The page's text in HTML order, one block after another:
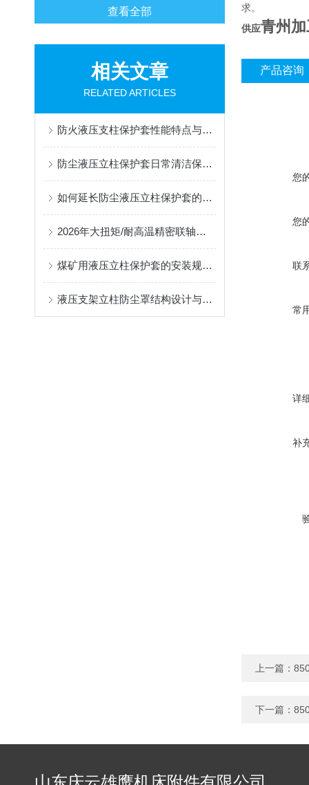
查看全部
相关文章
RELATED ARTICLES
防火液压支柱保护套性能特点与阻燃防护应用
防尘液压立柱保护套日常清洁保养与更换规范
如何延长防尘液压立柱保护套的使用寿命？
2026年大扭矩/耐高温精密联轴器定制找哪家？能实现精准定制的优质厂家盘点
煤矿用液压立柱保护套的安装规范与使用寿命提升方案
液压支架立柱防尘罩结构设计与密封防护原理
求。
供应青州
产品咨询
您
您
联
常
详
补
上一篇：
下一篇：